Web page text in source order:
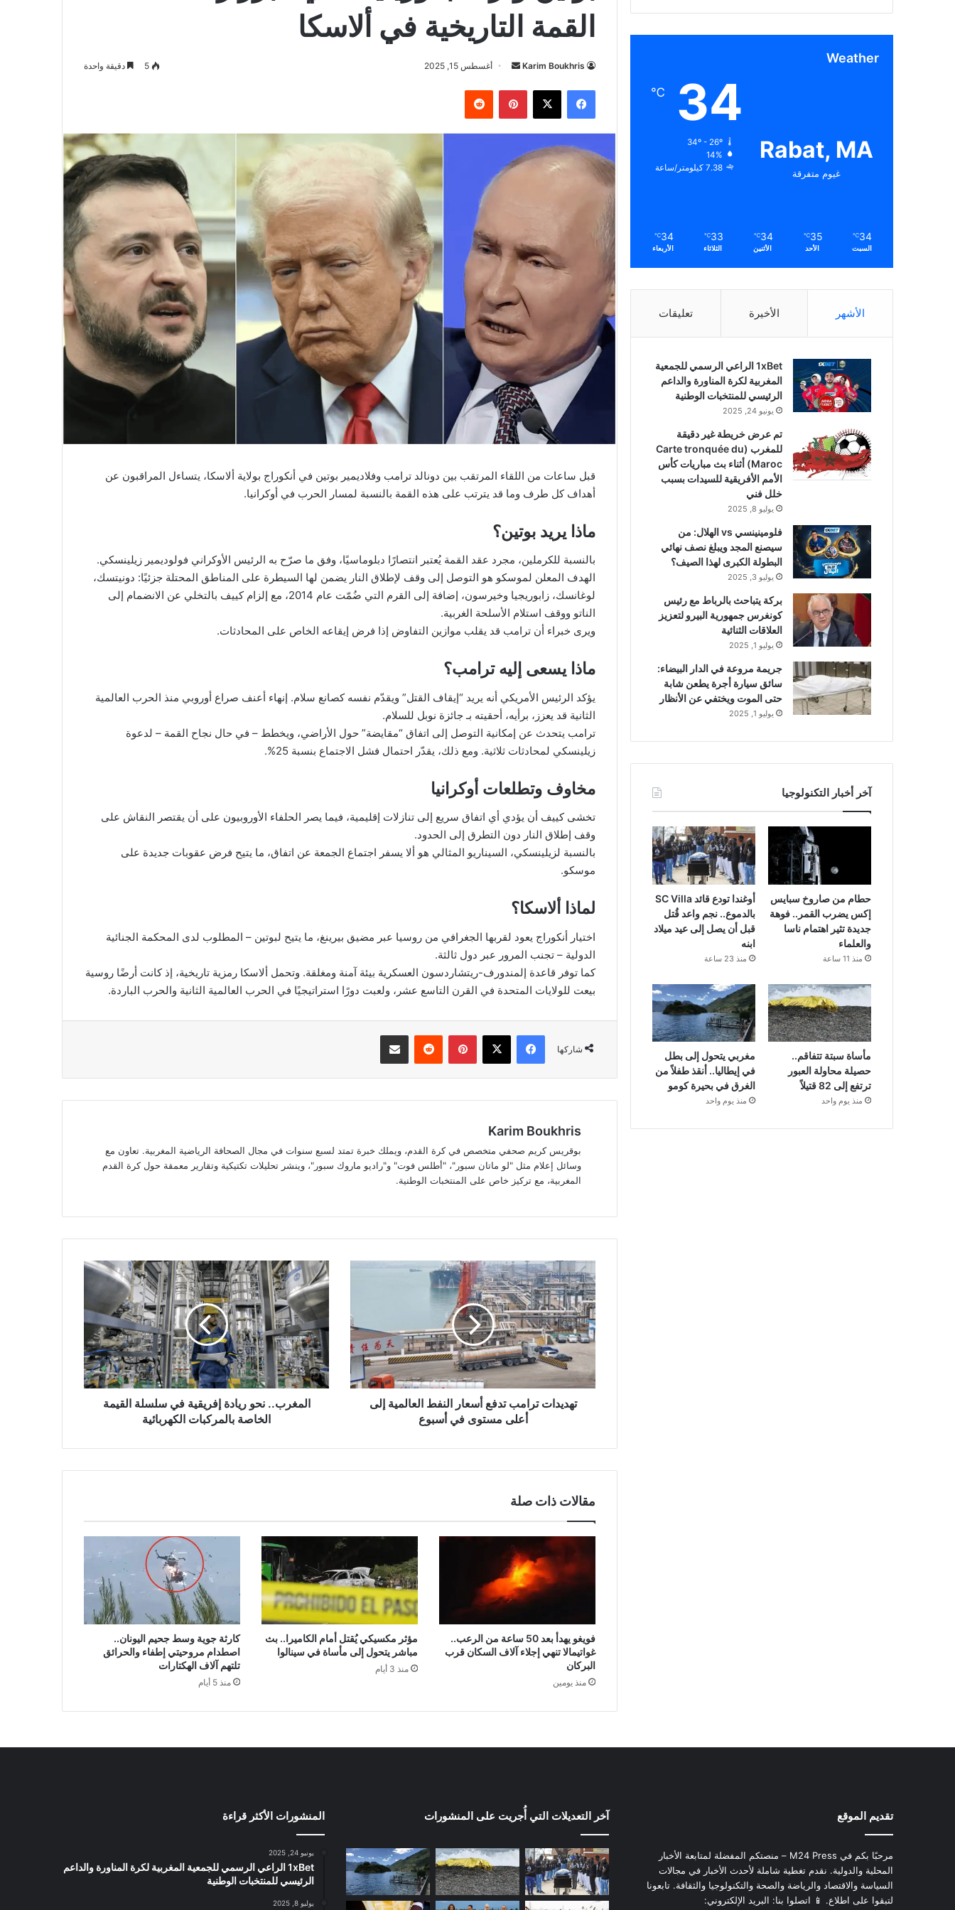
القمة التاريخية في ألاسكا
Karim Boukhris
أرسل
إلكترونيا
أغسطس 15, 2025 5 دقيقة واحدة
فيسبوك ‫X بينتيريست
قبل ساعات من اللقاء المرتقب بين دونالد ترامب وفلاديمير بوتين في أنكوراج بولاية ألاسكا، يتساءل المراقبون عن
أهداف كل طرف وما قد يترتب على هذه القمة بالنسبة لمسار الحرب في أوكرانيا.
ماذا يريد بوتين؟
بالنسبة للكرملين، مجرد عقد القمة يُعتبر انتصارًا دبلوماسيًا، وفق ما صرّح به الرئيس الأوكراني فولوديمير زيلينسكي.
الهدف المعلن لموسكو هو التوصل إلى وقف لإطلاق النار يضمن لها السيطرة على المناطق المحتلة جزئيًا: دونيتسك،
لوغانسك، زابوريجيا وخيرسون، إضافة إلى القرم التي ضُمّت عام 2014، مع إلزام كييف بالتخلي عن الانضمام إلى
الناتو ووقف استلام الأسلحة الغربية.
ويرى خبراء أن ترامب قد يقلب موازين التفاوض إذا فرض إيقاعه الخاص على المحادثات.
ماذا يسعى إليه ترامب؟
يؤكد الرئيس الأمريكي أنه يريد “إيقاف القتل” ويقدّم نفسه كصانع سلام. إنهاء أعنف صراع أوروبي منذ الحرب العالمية
الثانية قد يعزز، برأيه، أحقيته بـ جائزة نوبل للسلام.
ترامب يتحدث عن إمكانية التوصل إلى اتفاق “مقايضة” حول الأراضي، ويخطط – في حال نجاح القمة – لدعوة
زيلينسكي لمحادثات ثلاثية. ومع ذلك، يقدّر احتمال فشل الاجتماع بنسبة 25%.
مخاوف وتطلعات أوكرانيا
تخشى كييف أن يؤدي أي اتفاق سريع إلى تنازلات إقليمية، فيما يصر الحلفاء الأوروبيون على أن يقتصر النقاش على
وقف إطلاق النار دون التطرق إلى الحدود.
بالنسبة لزيلينسكي، السيناريو المثالي هو ألا يسفر اجتماع الجمعة عن اتفاق، ما يتيح فرض عقوبات جديدة على
موسكو.
لماذا ألاسكا؟
اختيار أنكوراج يعود لقربها الجغرافي من روسيا عبر مضيق بيرينغ، ما يتيح لبوتين – المطلوب لدى المحكمة الجنائية
الدولية – تجنب المرور عبر دول ثالثة.
كما توفر قاعدة إلمندورف-ريتشاردسون العسكرية بيئة آمنة ومغلقة. وتحمل ألاسكا رمزية تاريخية، إذ كانت أرضًا روسية
بيعت للولايات المتحدة في القرن التاسع عشر، ولعبت دورًا استراتيجيًا في الحرب العالمية الثانية والحرب الباردة.
شاركها
فيسبوك ‫X بينتيريست مشاركة عبر البريد
Karim Boukhris
بوقريس كريم صحفي متخصص في كرة القدم، ويملك خبرة تمتد لسبع سنوات في مجال الصحافة الرياضية المغربية. تعاون مع
وسائل إعلام مثل "لو ماتان سبور"، "أطلس فوت" و"راديو ماروك سبور"، وينشر تحليلات تكتيكية وتقارير معمقة حول كرة القدم
المغربية، مع تركيز خاص على المنتخبات الوطنية.
تهديدات
ترامب
تدفع
أسعار
النفط
العالمية
إلى
أعلى
مستوى
تهديدات ترامب تدفع أسعار النفط العالمية إلى
أعلى مستوى في أسبوع
المغرب..
نحو
ريادة
إفريقية
في
سلسلة
القيمة
الخاصة
بالمركبات
الكهربائيةالمغرب.. نحو ريادة إفريقية في سلسلة القيمة
الخاصة بالمركبات الكهربائية
مقالات ذات صلة
فويغو يهدأ بعد 50 ساعة من الرعب..
غواتيمالا تنهي إجلاء آلاف السكان قرب
البركان
منذ يومين
مؤثر مكسيكي يُقتل أمام الكاميرا.. بث
مباشر يتحول إلى مأساة في سينالوا
منذ 3 أيام
كارثة جوية وسط جحيم اليونان..
اصطدام مروحيتي إطفاء والحرائق
تلتهم آلاف الهكتارات
منذ 5 أيام
Weather
Rabat, MA
غيوم متفرقة
34
℃
34º - 26º
14%
7.38 كيلومتر/ساعة
34
℃
السبت
35
℃
الأحد
34
℃
الأثنين
33
℃
الثلاثاء
34
℃
الأربعاء
الأشهر الأخيرة تعليقات
1xBet الراعي الرسمي للجمعية
المغربية لكرة المناورة والداعم
الرئيسي للمنتخبات الوطنية
يونيو 24, 2025
تم عرض خريطة غير دقيقة
للمغرب (Carte tronquée du
Maroc) أثناء بث مباريات كأس
الأمم الأفريقية للسيدات بسبب
خلل فني
يوليو 8, 2025
فلومينينسي vs الهلال: من
سيصنع المجد ويبلغ نصف نهائي
البطولة الكبرى لهذا الصيف؟
يوليو 3, 2025
بركة يتباحث بالرباط مع رئيس
كونغرس جمهورية البيرو لتعزيز
العلاقات الثنائية
يوليو 1, 2025
جريمة مروعة في الدار البيضاء:
سائق سيارة أجرة يطعن شابة
حتى الموت ويختفي عن الأنظار
يوليو 1, 2025
آخر أخبار التكنولوجيا
حطام من صاروخ سبايس
إكس يضرب القمر.. فوهة
جديدة تثير اهتمام ناسا
والعلماء
منذ 11 ساعة
أوغندا تودع قائد SC Villa
بالدموع.. نجم واعد قُتل
قبل أن يصل إلى عيد ميلاد
ابنه
منذ 23 ساعة
مأساة سبتة تتفاقم..
حصيلة محاولة العبور
ترتفع إلى 82 قتيلاً
منذ يوم واحد
مغربي يتحول إلى بطل
في إيطاليا.. أنقذ طفلاً من
الغرق في بحيرة كومو
منذ يوم واحد
تقديم الموقع
مرحبًا بكم في M24 Press – منصتكم المفضلة لمتابعة الأخبار
المحلية والدولية. نقدم تغطية شاملة لأحدث الأخبار في مجالات
السياسة والاقتصاد والرياضة والصحة والتكنولوجيا والثقافة. تابعونا
لتبقوا على اطلاع. 📱 اتصلوا بنا: البريد الإلكتروني:
آخر التعديلات التي أُجريت على المنشورات المنشورات الأكثر قراءة
يونيو 24, 2025
1xBet الراعي الرسمي للجمعية المغربية لكرة المناورة والداعم
الرئيسي للمنتخبات الوطنية
يوليو 8, 2025